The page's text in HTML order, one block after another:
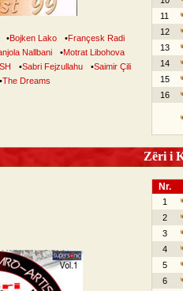
•Bojken Lako •Françesk Radi
Nallbani •Motrat Libohova
•Sabri Fejzullahu •Saimir Çili
•The Dreams
11
12
13
14
15
16
Zëri i
Nr.
1
2
3
4
5
6